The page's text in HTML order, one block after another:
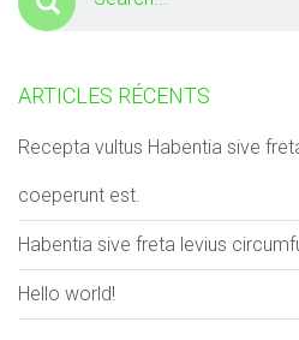
ARTICLES RÉCENTS
Recepta vultus Habentia sive
coeperunt est.
Habentia sive freta levius
Hello world!